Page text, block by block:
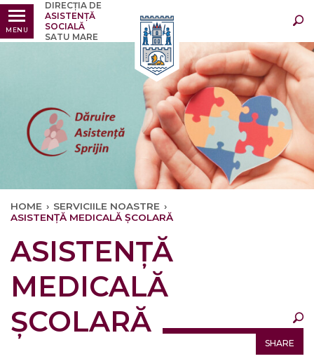
MENU
DIRECȚIA DE
ASISTENȚĂ
SOCIALĂ
SATU MARE
Ultimele
HOME › SERVICIILE NOASTRE ›
ASISTENȚĂ MEDICALĂ ȘCOLARĂ
Ultimele Oricând
ASISTENȚĂ
MEDICALĂ
ȘCOLARĂ
SHARE